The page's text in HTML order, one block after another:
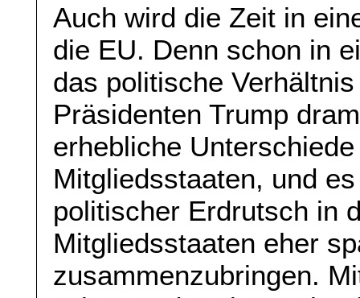
Auch wird die Zeit in
die EU. Denn schon in
das politische
Präsidenten Trump
erhebliche
Mitgliedsstaaten, und
politischer Erdrutsch in
Mitgliedsstaaten eher
zusammenzubringen.